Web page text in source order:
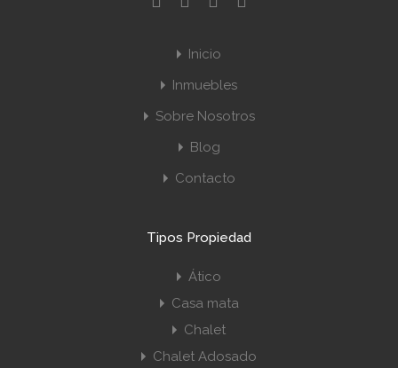
Inicio
Inmuebles
Sobre Nosotros
Blog
Contacto
Tipos Propiedad
Ático
Casa mata
Chalet
Chalet Adosado